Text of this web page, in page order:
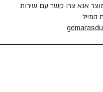
אנא צרו קשר עם שירות
המייל